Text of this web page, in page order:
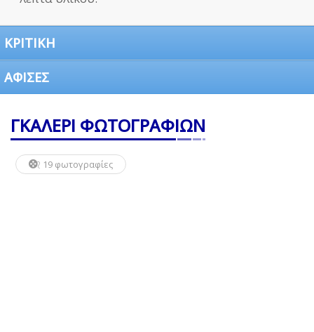
ΚΡΙΤΙΚΗ
ΑΦΙΣΕΣ
ΓΚΑΛΕΡΙ ΦΩΤΟΓΡΑΦΙΩΝ
19 φωτογραφίες